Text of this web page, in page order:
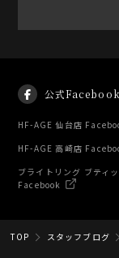
公式Facebook
HF-AGE 仙台店
HF-AGE 高崎店
ブライトリング ブティ
Facebook
TOP スタッフブログ